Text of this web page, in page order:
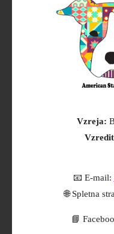
Vzreja:
📧 E-mail:
🌐 Spletna
📘